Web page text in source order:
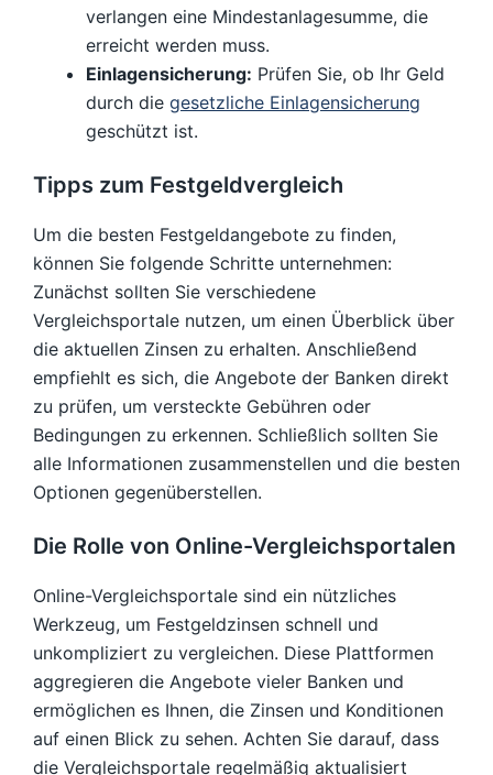
verlangen eine Mindestanlagesumme, die
erreicht werden muss.
Einlagensicherung: Prüfen Sie, ob Ihr Geld
durch die gesetzliche Einlagensicherung
geschützt ist.
Tipps zum Festgeldvergleich
Um die besten Festgeldangebote zu finden,
können Sie folgende Schritte unternehmen:
Zunächst sollten Sie verschiedene
Vergleichsportale nutzen, um einen Überblick über
die aktuellen Zinsen zu erhalten. Anschließend
empfiehlt es sich, die Angebote der Banken direkt
zu prüfen, um versteckte Gebühren oder
Bedingungen zu erkennen. Schließlich sollten Sie
alle Informationen zusammenstellen und die besten
Optionen gegenüberstellen.
Die Rolle von Online-Vergleichsportalen
Online-Vergleichsportale sind ein nützliches
Werkzeug, um Festgeldzinsen schnell und
unkompliziert zu vergleichen. Diese Plattformen
aggregieren die Angebote vieler Banken und
ermöglichen es Ihnen, die Zinsen und Konditionen
auf einen Blick zu sehen. Achten Sie darauf, dass
die Vergleichsportale regelmäßig aktualisiert